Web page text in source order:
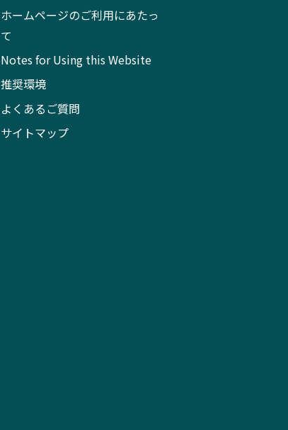
ホームページのご利用にあたっ
て
Notes for Using this Website
推奨環境
よくあるご質問
サイトマップ